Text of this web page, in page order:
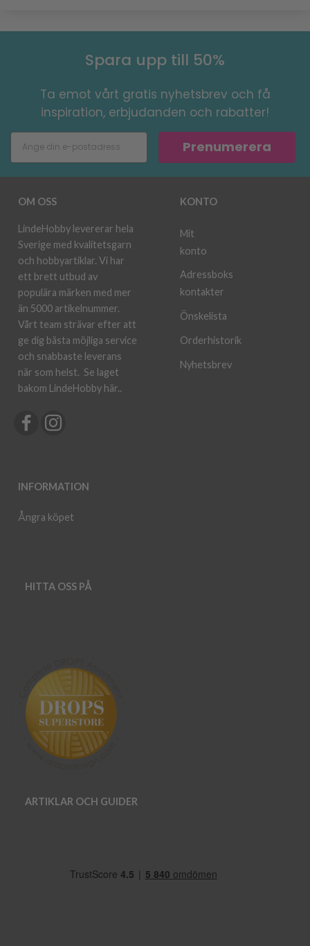
Spara upp till 50%
Ta emot vårt gratis nyhetsbrev och få
inspiration, erbjudanden och rabatter!
Prenumerera
OM OSS
LindeHobby levererar hela
Sverige med kvalitetsgarn
och hobbyartiklar. Vi har
ett brett utbud av
populära märken med mer
än 5000 artikelnummer.
Vårt team strävar efter att
ge dig bästa möjliga service
och snabbaste leverans
när som helst. Se laget
bakom LindeHobby här..
INFORMATION
Ångra köpet
KONTO
Mit
konto
Adressboks
kontakter
Önskelista
Orderhistorik
Nyhetsbrev
HITTA OSS PÅ
ARTIKLAR OCH GUIDER